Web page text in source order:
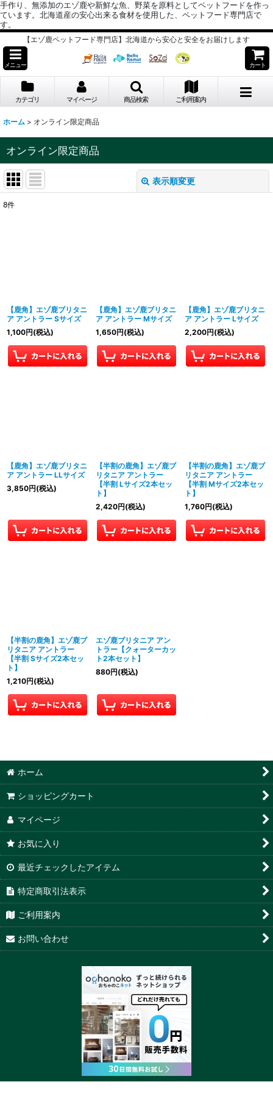
手作り、無添加のエゾ鹿や新鮮な魚、野菜を原料としてペットフードを作っ
ています。北海道産の安心出来る食材を使用した、ペットフード専門店で
す。
【エゾ鹿ペットフード専門店】北海道から安心と安全をお届けします
メニュー カート
カテゴリ マイページ 商品検索 ご利用案内
ホーム > オンライン限定商品
オンライン限定商品
表示順変更
絞り込む
8件
【鹿角】エゾ鹿ブリタニ
ア アントラー Sサイズ
1,100円(税込)
【鹿角】エゾ鹿ブリタニ
ア アントラー Mサイズ
1,650円(税込)
【鹿角】エゾ鹿ブリタニ
ア アントラー Lサイズ
2,200円(税込)
【鹿角】エゾ鹿ブリタニ
ア アントラー LLサイズ
3,850円(税込)
【半割の鹿角】エゾ鹿ブ
リタニア アントラー
【半割 Lサイズ2本セッ
ト】
2,420円(税込)
【半割の鹿角】エゾ鹿ブ
リタニア アントラー
【半割 Mサイズ2本セッ
ト】
1,760円(税込)
【半割の鹿角】エゾ鹿ブ
リタニア アントラー
【半割 Sサイズ2本セッ
ト】
1,210円(税込)
エゾ鹿ブリタニア アン
トラー【クォーターカッ
ト2本セット】
880円(税込)
ホーム
ショッピングカート
マイページ
お気に入り
最近チェックしたアイテム
特定商取引法表示
ご利用案内
お問い合わせ